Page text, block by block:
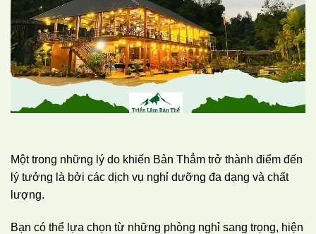
Một trong những lý do khiến Bản Thẳm trở thành điểm đến
lý tưởng là bởi các dịch vụ nghỉ dưỡng đa dạng và chất
lượng.
Bạn có thể lựa chọn từ những phòng nghỉ sang trọng, hiện